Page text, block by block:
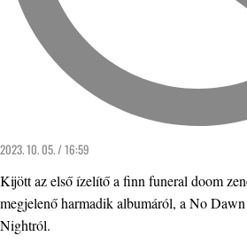
2023. 10. 05. / 16:59
Kijött az első ízelítő a finn funeral doom
megjelenő harmadik albumáról, a No
Nightról.